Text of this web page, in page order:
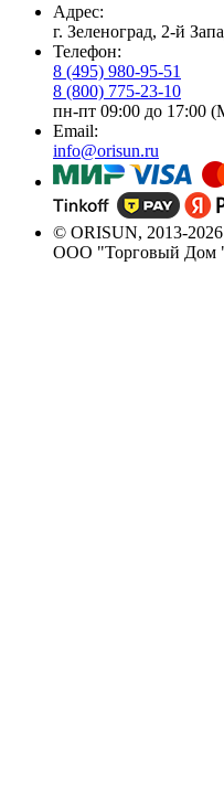
Адрес:
г. Зеленоград, 2-й
Телефон:
8 (495) 980-95-51
8 (800) 775-23-10
пн-пт 09:00 до 17:00
Email:
info@orisun.ru
© ORISUN, 2013-2026
ООО "Торговый Дом